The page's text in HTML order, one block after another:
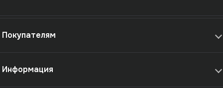
Покупателям
Информация